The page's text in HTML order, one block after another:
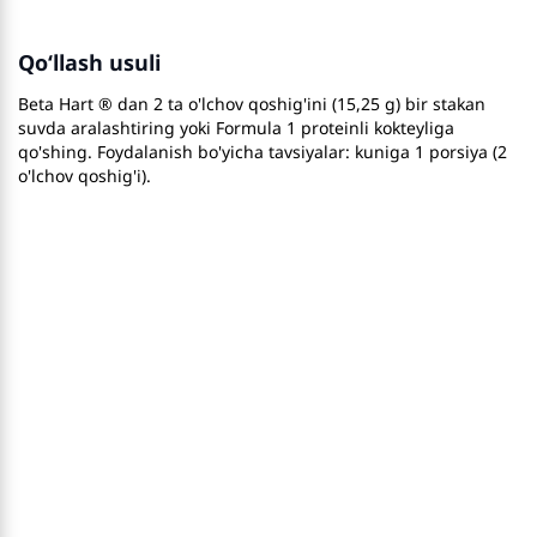
Qo‘llash usuli
Beta Hart ® dan 2 ta o'lchov qoshig'ini (15,25 g) bir stakan
suvda aralashtiring yoki Formula 1 proteinli kokteyliga
qo'shing. Foydalanish bo'yicha tavsiyalar: kuniga 1 porsiya (2
o'lchov qoshig'i).